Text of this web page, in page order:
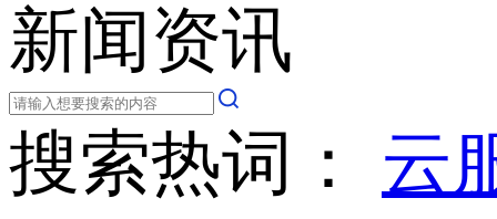
新闻资讯
搜索热词： 云